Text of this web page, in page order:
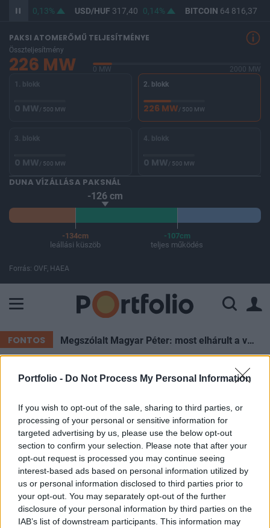
Portfolio - Do Not Process My Personal Information
If you wish to opt-out of the sale, sharing to third parties, or
processing of your personal or sensitive information for
targeted advertising by us, please use the below opt-out
section to confirm your selection. Please note that after your
opt-out request is processed you may continue seeing
interest-based ads based on personal information utilized by
us or personal information disclosed to third parties prior to
your opt-out. You may separately opt-out of the further
disclosure of your personal information by third parties on the
IAB’s list of downstream participants. This information may
0,13% USD/HUF317,40 0,14% BITCOIN64 816,37
PAKSI ATOMERŐMŰ TELJESÍTMÉNYE
Összteljesítmény
226 MW 0 MW
2000 MW
1. blokk
0 MW/ 500 MW
2. blokk
226 MW/ 500 MW
3. blokk
0 MW/ 500 MW
4. blokk
0 MW/ 500 MW
DUNA VÍZÁLLÁSA PAKSNÁL
-126 cm
-134cm
leállási küszöb
-107cm
teljes működés
Forrás: OVF, HAEA
FONTOS Megszólalt Magyar Péter: most elhárult a veszély, de Pakson újra pattanásig feszülhet a helyzet
ELŐFIZETŐI TARTALOM
Erősen kezdett Amerika
Portfolio
2005. szeptember 07. 08:09
A hétfői szünnap után meggyőzőz erősödéssel
kezdték a hetet az amerikai részvénypiacot, a
hangulatot a Katrina után sorozatosan visszatérő